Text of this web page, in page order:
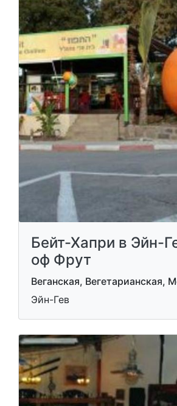
Бейт-Хапри в Эйн-
оф Фрут
Веганская, Вегетарианская,
Эйн-Гев